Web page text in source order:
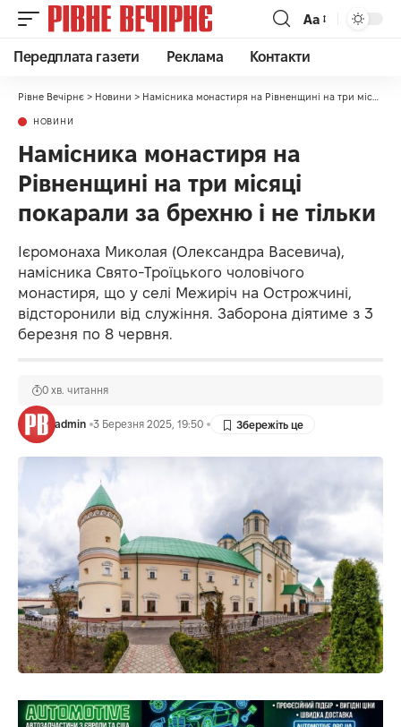
Аа
Передплата газети Реклама Контакти
Рівне Вечірнє > Новини > Намісника монастиря на Рівненщині на три місяці покарали за брехню і не тільки
НОВИНИ
Намісника монастиря на
Рівненщині на три місяці
покарали за брехню і не тільки
Ієромонаха Миколая (Олександра Васевича),
намісника Свято-Троїцького чоловічого
монастиря, що у селі Межиріч на Острожчині,
відсторонили від служіння. Заборона діятиме з 3
березня по 8 червня.
admin 3 Березня 2025, 19:50
0 хв. читання